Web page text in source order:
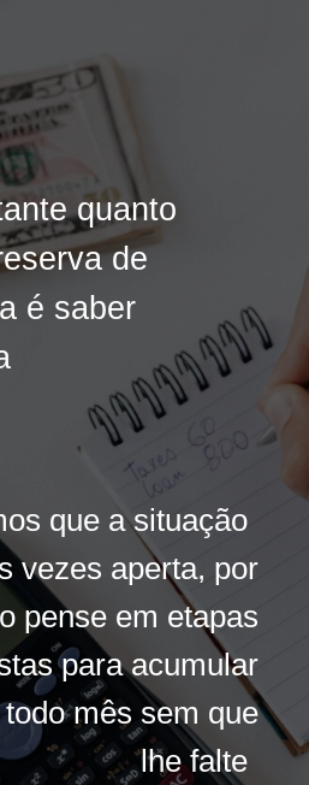
quanto
de
é saber
quanto
de
é saber
que a situação
vezes aperta, por
pense em etapas
para acumular
mês sem que
lhe falte
que a situação
vezes aperta, por
pense em etapas
para acumular
mês sem que
lhe falte